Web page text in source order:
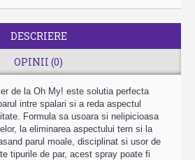
DESCRIERE
OPINII (0)
de la Oh My! este solutia perfecta
intre spalari si a reda aspectul
Formula sa usoara si nelipicioasa
la eliminarea aspectului tern si la
parul moale, disciplinat si usor de
tipurile de par, acest spray poate fi